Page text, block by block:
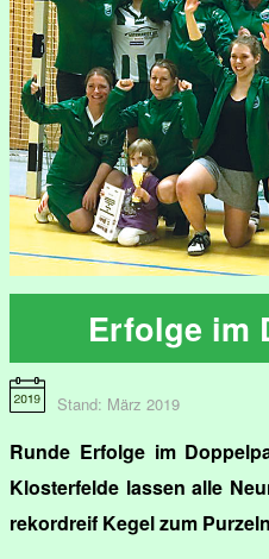
Erfolge im
Stand: März 2019
Runde Erfolge im
Klosterfelde lassen alle
rekordreif Kegel zum